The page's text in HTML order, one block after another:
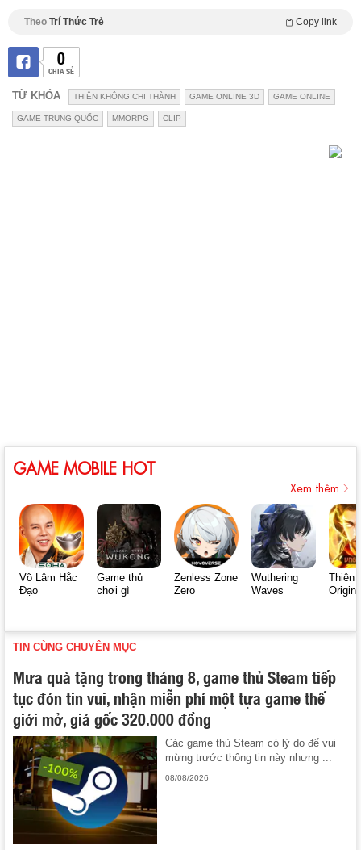
Theo Trí Thức Trẻ Copy link
0
CHIA SẺ
TỪ KHÓA THIÊN KHÔNG CHI THÀNH GAME ONLINE 3D GAME ONLINE
GAME TRUNG QUỐC MMORPG CLIP
GAME MOBILE HOT
Xem thêm
Võ Lâm Hắc
Đạo
Game thủ
chơi gì
Zenless Zone
Zero
Wuthering
Waves
Thiên
Origin
TIN CÙNG CHUYÊN MỤC
Mưa quà tặng trong tháng 8, game thủ Steam tiếp
tục đón tin vui, nhận miễn phí một tựa game thế
giới mở, giá gốc 320.000 đồng
Các game thủ Steam có lý do để vui
mừng trước thông tin này nhưng ...
08/08/2026